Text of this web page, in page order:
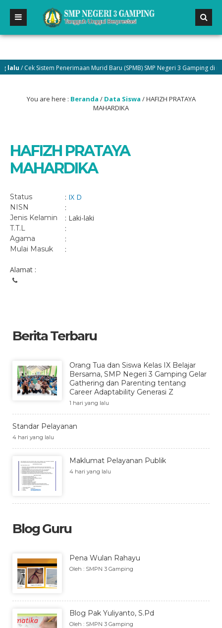
/ Cek Sistem Penerimaan Murid Baru (SPMB) SMP Negeri 3 Gamping di
You are here : Beranda / Data Siswa /HAFIZH PRATAYA
MAHARDIKA
HAFIZH PRATAYA
MAHARDIKA
Status : IX D
NISN :
Jenis Kelamin : Laki-laki
T.T.L :
Agama :
Mulai Masuk :
Alamat :
Berita Terbaru
Orang Tua dan Siswa Kelas IX Belajar
Bersama, SMP Negeri 3 Gamping Gelar
Gathering dan Parenting tentang
Career Adaptability Generasi Z
1 hari yang lalu
Standar Pelayanan
4 hari yang lalu
Maklumat Pelayanan Publik
4 hari yang lalu
Blog Guru
Pena Wulan Rahayu
Oleh : SMPN 3 Gamping
Blog Pak Yuliyanto, S.Pd
Oleh : SMPN 3 Gamping